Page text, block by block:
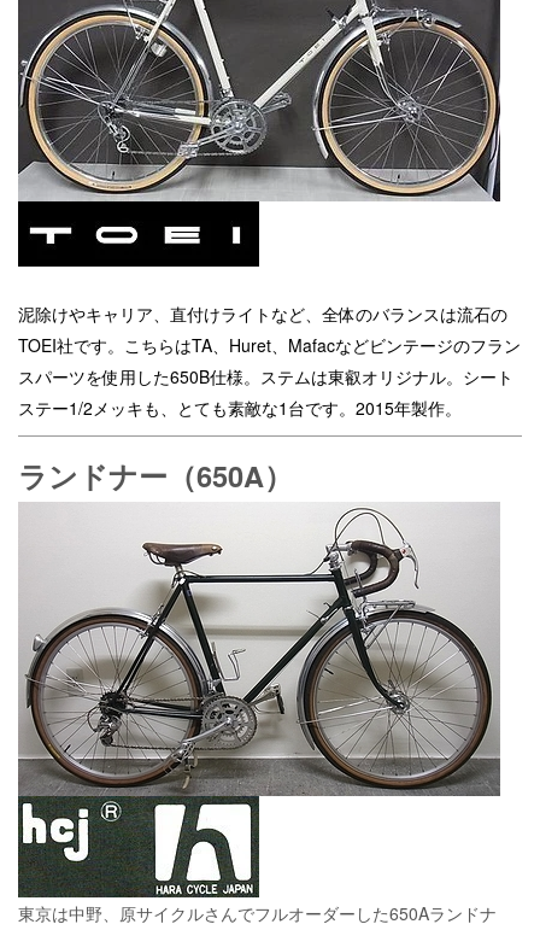
泥除けやキャリア、直付けライトなど、全体のバランスは流石の
TOEI社です。こちらはTA、Huret、Mafacなどビンテージのフラン
スパーツを使用した650B仕様。ステムは東叡オリジナル。シート
ステー1/2メッキも、とても素敵な1台です。2015年製作。
ランドナー（650A）
東京は中野、原サイクルさんでフルオーダーした650Aランドナ